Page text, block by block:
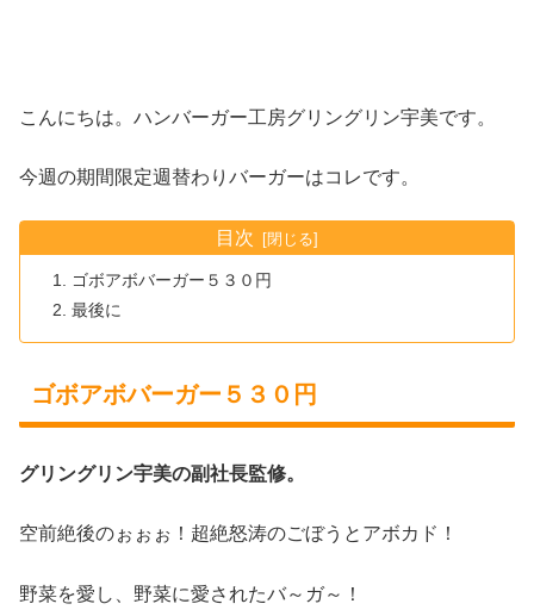
こんにちは。ハンバーガー工房グリングリン宇美です。
今週の期間限定週替わりバーガーはコレです。
目次
ゴボアボバーガー５３０円
最後に
ゴボアボバーガー５３０円
グリングリン宇美の副社長監修。
空前絶後のぉぉぉ！超絶怒涛のごぼうとアボカド！
野菜を愛し、野菜に愛されたバ～ガ～！